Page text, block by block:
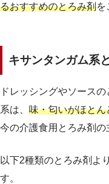
るおすすめのとろみ剤を
キサンタンガム系
ドレッシングやソース
系は、 味・匂いがほと
今の介護食用とろみ剤の
以下2種類のとろみ剤よ
す。